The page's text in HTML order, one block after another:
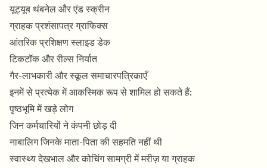
यूट्यूब थंबनेल और एंड स्क्रीन
ग्राहक प्रशंसापत्र ग्राफिक्स
आंतरिक प्रशिक्षण स्लाइड डेक
टिकटॉक और रील्स निर्यात
गैर-लाभकारी और स्कूल समाचारपत्रिकाएँ
इनमें से प्रत्येक में आकस्मिक रूप से शामिल हो सकते हैं:
पृष्ठभूमि में खड़े लोग
जिन कर्मचारियों ने कंपनी छोड़ दी
नाबालिग जिनके माता-पिता की सहमति नहीं थी
स्वास्थ्य देखभाल और कोचिंग सामग्री में मरीज़ या ग्राहक